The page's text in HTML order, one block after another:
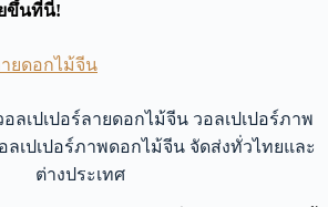
ขึ้นที่นี่!
ยดอกไม้จีน
ลเปเปอร์ลายดอกไม้จีน วอลเปเปอร์ภาพ
ลเปเปอร์ภาพดอกไม้จีน จัดส่งทั่วไทยและ
ต่างประเทศ